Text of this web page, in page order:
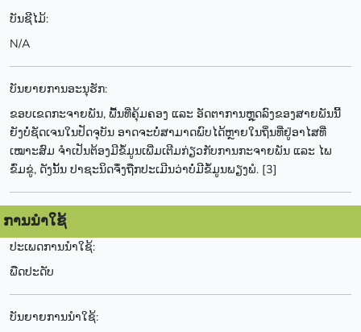
ບັນຊີໄມ້:
N/A
ບັນຍາຍການອະນຸຮັກ:
ຂອບເຂດກະຈາຍພັນ, ພື້ນທີ່ຄຸ້ມຄອງ ແລະ ອັດຕາການຫຼຸດລົງຂອງສາຍພັນນີ້
ຍັງບໍ່ຊັດເຈນໃນປັດຈຸບັນ ອາດຈະບໍ່ສາມາດພົບໄດ້ຫຼາຍໃນຖິ່ນທີ່ຢູ່ອາໄສທີ່
ເໝາະສົມ ຈຳເປັນຕ້ອງມີຂໍ້ມູນເພີ່ມເຕີມກ່ຽວກັບການກະຈາຍພັນ ແລະ ໄພ
ຂົ່ມຂູ່, ດັງນັ້ນ ປາຊະນິດຈຶ່ງຖືກປະເມີນວ່າບໍ່ມີຂໍ້ມູນພຽງພໍ. [3]
ການນຳໃຊ້
ປະເພດການນຳໃຊ້:
ພືດປະດັບ
ບັນຍາຍການນຳໃຊ້: